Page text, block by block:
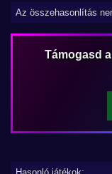
Az összehasonlítás
Támogasd